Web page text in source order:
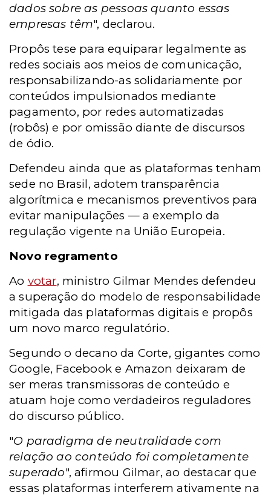
dados sobre as pessoas quanto essas
empresas têm", declarou.
Propôs tese para equiparar legalmente as
redes sociais aos meios de comunicação,
responsabilizando-as solidariamente por
conteúdos impulsionados mediante
pagamento, por redes automatizadas
(robôs) e por omissão diante de discursos
de ódio.
Defendeu ainda que as plataformas tenham
sede no Brasil, adotem transparência
algorítmica e mecanismos preventivos para
evitar manipulações — a exemplo da
regulação vigente na União Europeia.
Novo regramento
Ao votar, ministro Gilmar Mendes defendeu
a superação do modelo de responsabilidade
mitigada das plataformas digitais e propôs
um novo marco regulatório.
Segundo o decano da Corte, gigantes como
Google, Facebook e Amazon deixaram de
ser meras transmissoras de conteúdo e
atuam hoje como verdadeiros reguladores
do discurso público.
"O paradigma de neutralidade com
relação ao conteúdo foi completamente
superado", afirmou Gilmar, ao destacar que
essas plataformas interferem ativamente na